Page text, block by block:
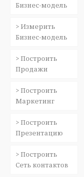
Бизнес-модель
> Измерить
Бизнес-модель
> Построить
Продажи
> Построить
Маркетинг
> Построить
Презентацию
> Построить
Сеть контактов